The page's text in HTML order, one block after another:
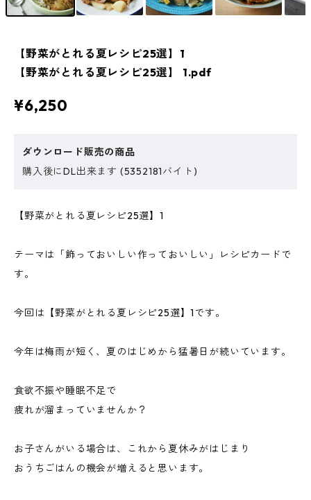
【野菜がとれる夏レシピ25選】1
【野菜がとれる夏レシピ25選】 1.pdf
¥6,250
ダウンロード販売の商品
購入後にDL出来ます (5352181バイト)
【野菜がとれる夏レシピ25選】1
テーマは「飾っておいしい作っておいしい」レシピカードで
す。
今回は【野菜がとれる夏レシピ25選】1です。
今年は梅雨が短く、夏のはじめから猛暑日が続いています。
食欲不振や睡眠不足で
疲れが溜まっていませんか？
お子さんがいる場合は、これから夏休みがはじまり
おうちごはんの機会が増えると思います。